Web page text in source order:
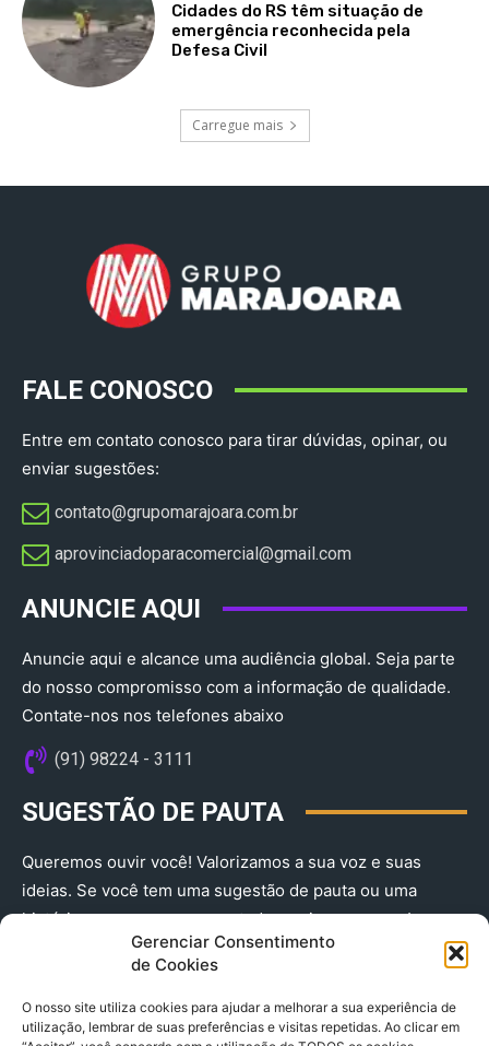
Gerenciar Consentimento
de Cookies
O nosso site utiliza cookies para ajudar a melhorar a sua experiência de
utilização, lembrar de suas preferências e visitas repetidas. Ao clicar em
Cidades do RS têm situação de
emergência reconhecida pela
Defesa Civil
Carregue mais
FALE CONOSCO
Entre em contato conosco para tirar dúvidas, opinar, ou
enviar sugestões:
contato@grupomarajoara.com.br
aprovinciadoparacomercial@gmail.com​
ANUNCIE AQUI
Anuncie aqui e alcance uma audiência global. Seja parte
do nosso compromisso com a informação de qualidade.
Contate-nos nos telefones abaixo
(91) 98224 - 3111
SUGESTÃO DE PAUTA
Queremos ouvir você! Valorizamos a sua voz e suas
ideias. Se você tem uma sugestão de pauta ou uma
história que merece ser contada, envie-nos agora!
(91) 98224 - 3111